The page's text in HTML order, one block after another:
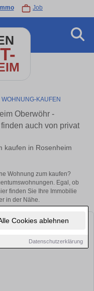
Cookies ablehnen
Datenschutzerklärung
Immo Job
WOHNUNG-KAUFEN
Oberwöhr -
auch von privat
kaufen in Rosenheim
Wohnung zum kaufen?
Egal, ob
finden Sie Ihre Immobilie
in der Nähe.